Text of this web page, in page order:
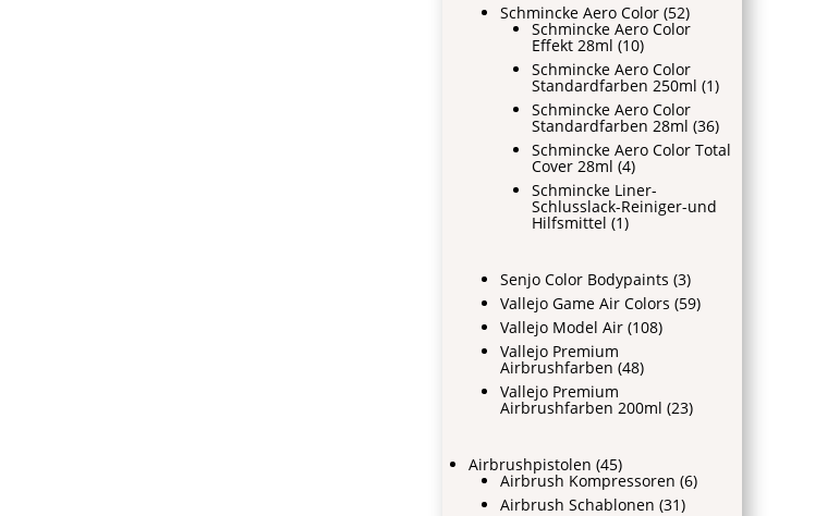
Schmincke Aero Color (52)
Schmincke Aero Color
Effekt 28ml (10)
Schmincke Aero Color
Standardfarben 250ml (1)
Schmincke Aero Color
Standardfarben 28ml (36)
Schmincke Aero Color Total
Cover 28ml (4)
Schmincke Liner-
Schlusslack-Reiniger-und
Hilfsmittel (1)
Senjo Color Bodypaints (3)
Vallejo Game Air Colors (59)
Vallejo Model Air (108)
Vallejo Premium
Airbrushfarben (48)
Vallejo Premium
Airbrushfarben 200ml (23)
Airbrushpistolen (45)
Airbrush Kompressoren (6)
Airbrush Schablonen (31)